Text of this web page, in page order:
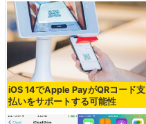
iOS 14でApple PayがQRコード支
払いをサポートする可能性